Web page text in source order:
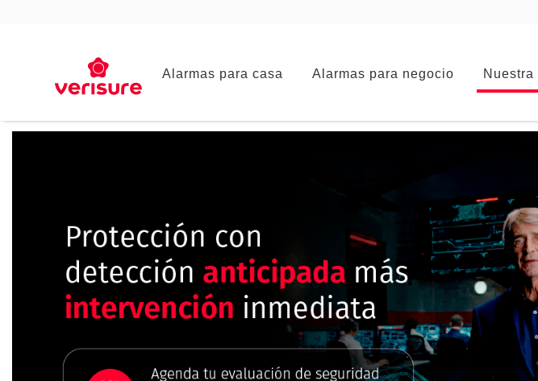
navigation
Alarmas para casa Alarmas para negocio Nuestra